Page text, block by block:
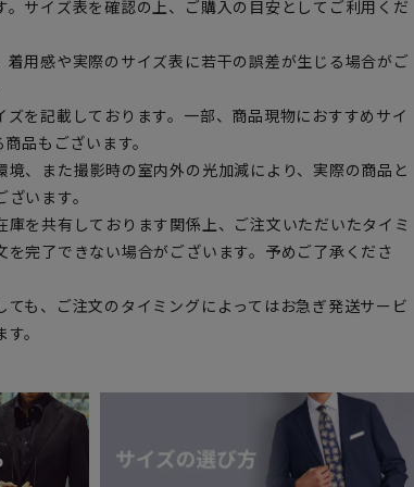
サイズ表を確認の上、ご購入の目安としてご利用くだ
用感や実際のサイズ表に若干の誤差が生じる場合がご
を記載しております。一部、商品現物におすすめサイ
品もございます。
、また撮影時の室内外の光加減により、実際の商品と
います。
を共有しております関係上、ご注文いただいたタイミ
を完了できない場合がございます。予めご了承くださ
も、ご注文のタイミングによってはお急ぎ発送サービ
。